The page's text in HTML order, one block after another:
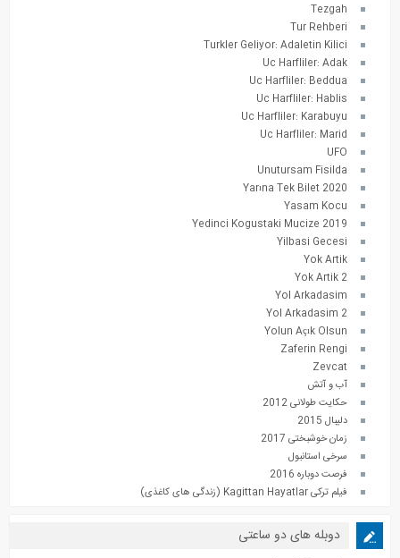
Tezgah
Tur Rehberi
Turkler Geliyor: Adaletin Kilici
Uc Harfliler: Adak
Uc Harfliler: Beddua
Uc Harfliler: Hablis
Uc Harfliler: Karabuyu
Uc Harfliler: Marid
UFO
Unutursam Fisilda
Yarına Tek Bilet 2020
Yasam Kocu
Yedinci Kogustaki Mucize 2019
Yilbasi Gecesi
Yok Artik
Yok Artik 2
Yol Arkadasim
Yol Arkadasim 2
Yolun Açık Olsun
Zaferin Rengi
Zevcat
آب و آتش
حکایت طولانی 2012
دلیبال 2015
زمان خوشبختی 2017
سرخی استانبول
فرصت دوباره 2016
فیلم ترکی Kagittan Hayatlar (زندگی های کاغذی)
دوبله های دو ساعتی